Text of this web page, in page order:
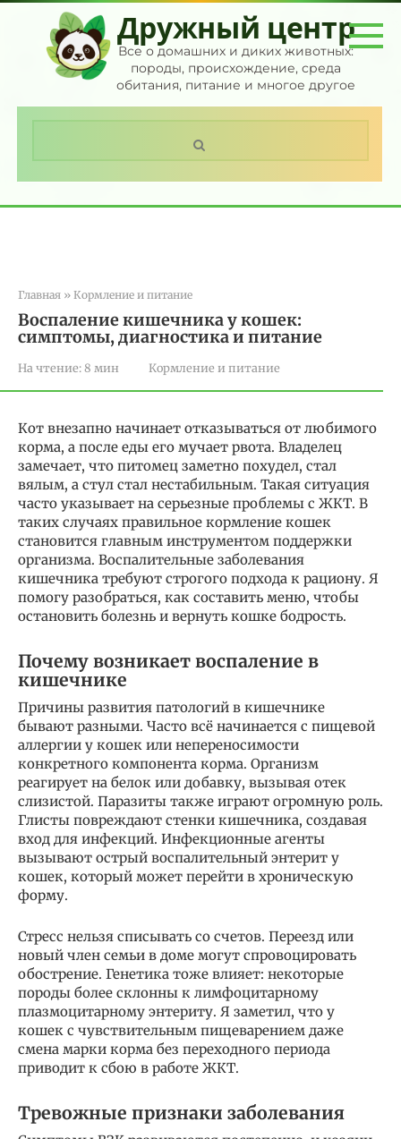
Перейти
контенту
Дружный центр
Все о домашних и диких животных:
породы, происхождение, среда
обитания, питание и многое другое
Главная » Кормление и питание
Воспаление кишечника у кошек:
симптомы, диагностика и питание
На чтение:8 мин Кормление и питание
Кот внезапно начинает отказываться от любимого
корма, а после еды его мучает рвота. Владелец
замечает, что питомец заметно похудел, стал
вялым, а стул стал нестабильным. Такая ситуация
часто указывает на серьезные проблемы с ЖКТ. В
таких случаях правильное кормление кошек
становится главным инструментом поддержки
организма. Воспалительные заболевания
кишечника требуют строгого подхода к рациону. Я
помогу разобраться, как составить меню, чтобы
остановить болезнь и вернуть кошке бодрость.
Почему возникает воспаление в
кишечнике
Причины развития патологий в кишечнике
бывают разными. Часто всё начинается с пищевой
аллергии у кошек или непереносимости
конкретного компонента корма. Организм
реагирует на белок или добавку, вызывая отек
слизистой. Паразиты также играют огромную роль.
Глисты повреждают стенки кишечника, создавая
вход для инфекций. Инфекционные агенты
вызывают острый воспалительный энтерит у
кошек, который может перейти в хроническую
форму.
Стресс нельзя списывать со счетов. Переезд или
новый член семьи в доме могут спровоцировать
обострение. Генетика тоже влияет: некоторые
породы более склонны к лимфоцитарному
плазмоцитарному энтериту. Я заметил, что у
кошек с чувствительным пищеварением даже
смена марки корма без переходного периода
приводит к сбою в работе ЖКТ.
Тревожные признаки заболевания